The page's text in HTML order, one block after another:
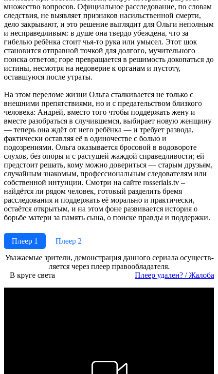
множество вопросов. Официальное расследование, по словам
следствия, не выявляет признаков насильственной смерти,
дело закрывают, и это решение выглядит для Ольги неполным
и несправедливым: в душе она твердо убеждена, что за
гибелью ребёнка стоит чья-то рука или умысел. Этот шок
становится отправной точкой для долгого, мучительного
поиска ответов; горе превращается в решимость докопаться до
истины, несмотря на недоверие к органам и пустоту,
оставшуюся после утраты.
На этом переломе жизни Ольга сталкивается не только с
внешними препятствиями, но и с предательством близкого
человека: Андрей, вместо того чтобы поддержать жену и
вместе разобраться в случившемся, выбирает новую женщину
— теперь она ждёт от него ребёнка — и требует развода,
фактически оставляя её в одиночестве с болью и
подозрениями. Ольга оказывается бросовой в водовороте
слухов, без опоры и с растущей жаждой справедливости; ей
предстоит решать, кому можно довериться — старым друзьям,
случайным знакомым, профессиональным следователям или
собственной интуиции. Смотри на сайте rosserials.tv –
найдётся ли рядом человек, готовый разделить бремя
расследования и поддержать её морально и практически,
остаётся открытым, и на этом фоне развивается история о
борьбе матери за память сына, о поиске правды и поддержки.
Плеер 1
Плеер 2
Ува­жае­мые зри­те­ли, де­мон­ст­ра­ция дан­но­го се­риа­ла осу­ще­ст­в­
ля­ет­ся че­рез пле­ер пра­во­об­ла­да­те­ля.
В круге света
Пле­ер уда­лен? / Жа­ло­ба